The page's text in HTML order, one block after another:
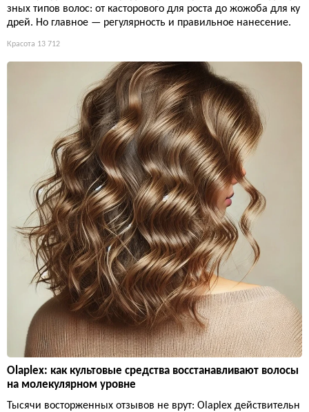
зных типов волос: от касторового для роста до жожоба для ку
дрей. Но главное — регулярность и правильное нанесение.
Красота 13 712
Olaplex: как культовые средства восстанавливают волосы
на молекулярном уровне
Тысячи восторженных отзывов не врут: Olaplex действительн